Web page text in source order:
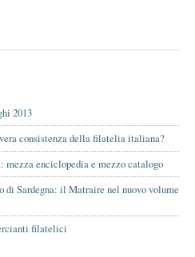
2013
consistenza della filatelia italiana?
enciclopedia e mezzo catalogo
di Sardegna: il Matraire nel nuovo volume
filatelici